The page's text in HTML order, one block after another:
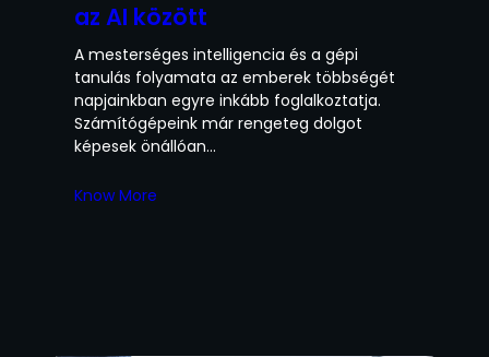
az AI között
A mesterséges intelligencia és a gépi
tanulás folyamata az emberek többségét
napjainkban egyre inkább foglalkoztatja.
Számítógépeink már rengeteg dolgot
képesek önállóan…
Know More